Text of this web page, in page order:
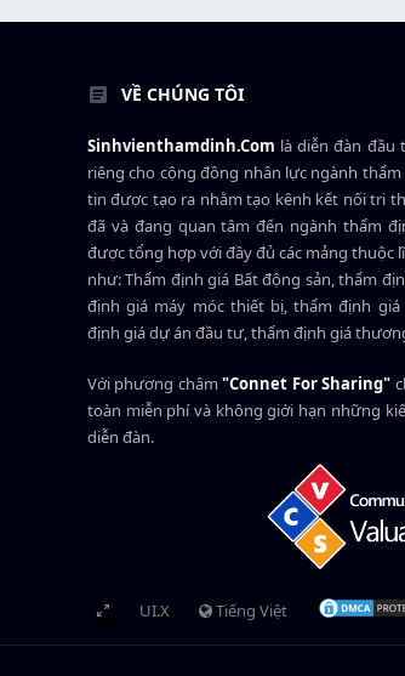
VỀ CHÚNG TÔI
Sinhvienthamdinh.Com là diễn đàn đầu
riêng cho cộng đồng nhân lực ngành thẩm
tin được tạo ra nhằm tạo kênh kết nối tri
đã và đang quan tâm đến ngành thẩm
được tổng hợp với đầy đủ các mảng thuộc
như: Thẩm định giá Bất động sản, thẩm
định giá máy móc thiết bị, thẩm định giá
định giá dự án đầu tư, thẩm định giá
Với phương châm"Connet For Sharing"
toàn miễn phí và không giới hạn những
diễn đàn.
UI.X Tiếng Việt